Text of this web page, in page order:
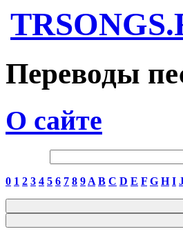
Переводы
О сайте
0 1 2 3 4 5 6 7 8 9 A B C D E F G H I